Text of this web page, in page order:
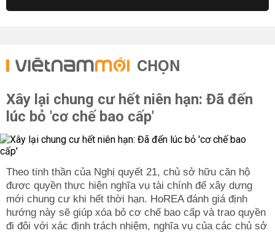
CHỌN
Xây lại chung cư hết niên hạn: Đã đến
lúc bỏ 'cơ chế bao cấp'
Theo tinh thần của Nghị quyết 21, chủ sở hữu căn hộ
được quyền thực hiện nghĩa vụ tài chính để xây dựng
mới chung cư khi hết thời hạn. HoREA đánh giá định
hướng này sẽ giúp xóa bỏ cơ chế bao cấp và trao quyền
đi đôi với xác định trách nhiệm, nghĩa vụ của các chủ sở